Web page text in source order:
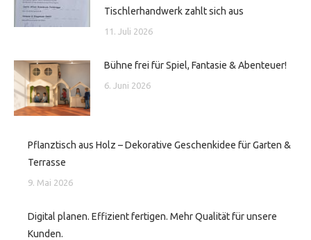
Tischlerhandwerk zahlt sich aus
11. Juli 2026
Bühne frei für Spiel, Fantasie & Abenteuer!
6. Juni 2026
Pflanztisch aus Holz – Dekorative Geschenkidee für Garten &
Terrasse
9. Mai 2026
Digital planen. Effizient fertigen. Mehr Qualität für unsere
Kunden.